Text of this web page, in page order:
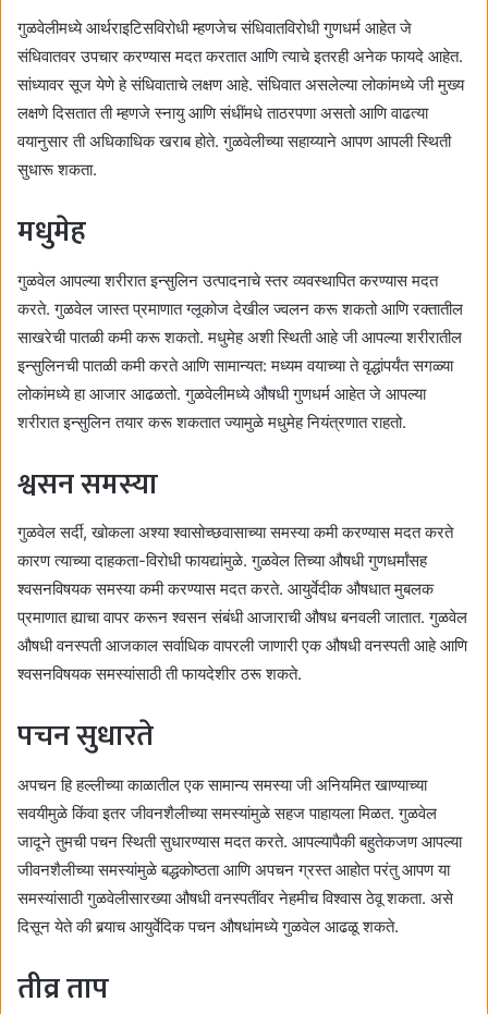
गुळवेलीमध्ये आर्थराइटिसविरोधी म्हणजेच संधिवातविरोधी गुणधर्म आहेत जे
संधिवातवर उपचार करण्यास मदत करतात आणि त्याचे इतरही अनेक फायदे आहेत.
सांध्यावर सूज येणे हे संधिवाताचे लक्षण आहे. संधिवात असलेल्या लोकांमध्ये जी मुख्य
लक्षणे दिसतात ती म्हणजे स्नायु आणि संधींमधे ताठरपणा असतो आणि वाढत्या
वयानुसार ती अधिकाधिक खराब होते. गुळवेलीच्या सहाय्याने आपण आपली स्थिती
सुधारू शकता.
मधुमेह
गुळवेल आपल्या शरीरात इन्सुलिन उत्पादनाचे स्तर व्यवस्थापित करण्यास मदत
करते. गुळवेल जास्त प्रमाणात ग्लूकोज देखील ज्वलन करू शकतो आणि रक्तातील
साखरेची पातळी कमी करू शकतो. मधुमेह अशी स्थिती आहे जी आपल्या शरीरातील
इन्सुलिनची पातळी कमी करते आणि सामान्यत: मध्यम वयाच्या ते वृद्धांपर्यंत सगळ्या
लोकांमध्ये हा आजार आढळतो. गुळवेलीमध्ये औषधी गुणधर्म आहेत जे आपल्या
शरीरात इन्सुलिन तयार करू शकतात ज्यामुळे मधुमेह नियंत्रणात राहतो.
श्वसन समस्या
गुळवेल सर्दी, खोकला अश्या श्वासोच्छवासाच्या समस्या कमी करण्यास मदत करते
कारण त्याच्या दाहकता-विरोधी फायद्यांमुळे. गुळवेल तिच्या औषधी गुणधर्मांसह
श्वसनविषयक समस्या कमी करण्यास मदत करते. आयुर्वेदीक औषधात मुबलक
प्रमाणात ह्याचा वापर करून श्वसन संबंधी आजाराची औषध बनवली जातात. गुळवेल
औषधी वनस्पती आजकाल सर्वाधिक वापरली जाणारी एक औषधी वनस्पती आहे आणि
श्वसनविषयक समस्यांसाठी ती फायदेशीर ठरू शकते.
पचन सुधारते
अपचन हि हल्लीच्या काळातील एक सामान्य समस्या जी अनियमित खाण्याच्या
सवयीमुळे किंवा इतर जीवनशैलीच्या समस्यांमुळे सहज पाहायला मिळत. गुळवेल
जादूने तुमची पचन स्थिती सुधारण्यास मदत करते. आपल्यापैकी बहुतेकजण आपल्या
जीवनशैलीच्या समस्यांमुळे बद्धकोष्ठता आणि अपचन ग्रस्त आहोत परंतु आपण या
समस्यांसाठी गुळवेलीसारख्या औषधी वनस्पतींवर नेहमीच विश्वास ठेवू शकता. असे
दिसून येते की बर्‍याच आयुर्वेदिक पचन औषधांमध्ये गुळवेल आढळू शकते.
तीव्र ताप